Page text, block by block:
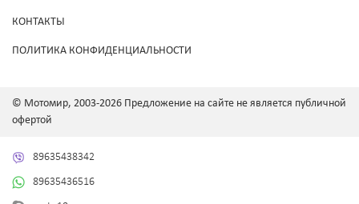
КОНТАКТЫ
ПОЛИТИКА КОНФИДЕНЦИАЛЬНОСТИ
© Мотомир, 2003-2026 Предложение на сайте не является публичной
офертой
89635438342
89635436516